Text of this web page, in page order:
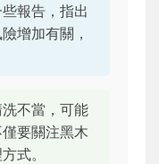
報告，指出
增加有關，
不當，可能
要關注黑木
式。